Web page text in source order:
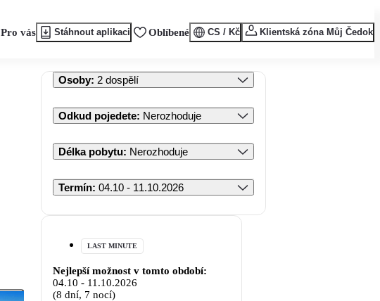
Pro vás Stáhnout aplikaci Oblíbené CS / Kč Klientská zóna Můj Čedok
Osoby: 2 dospělí
Odkud pojedete: Nerozhoduje
Délka pobytu: Nerozhoduje
Termín: 04.10 - 11.10.2026
LAST MINUTE
Nejlepší možnost v tomto období:
04.10 - 11.10.2026
(8 dní, 7 nocí)